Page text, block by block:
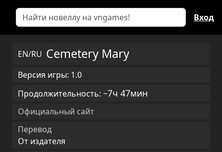
Вход
EN/RU Cemetery Mary
Версия игры: 1.0
Продолжительность: ~7ч 47мин
Официальный сайт
Перевод
От издателя